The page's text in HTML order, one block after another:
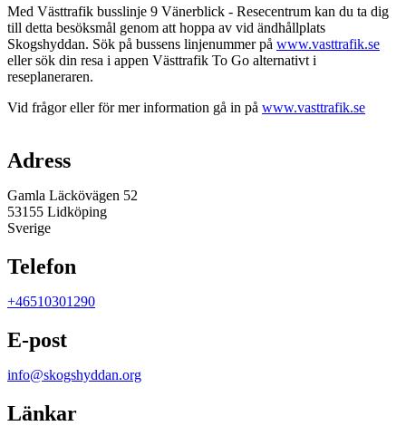
Med Västtrafik busslinje 9 Vänerblick - Resecentrum kan du ta dig
till detta besöksmål genom att hoppa av vid ändhållplats
Skogshyddan. Sök på bussens linjenummer på www.vasttrafik.se
eller sök din resa i appen Västtrafik To Go alternativt i
reseplaneraren.
Vid frågor eller för mer information gå in på www.vasttrafik.se
Adress
Gamla Läckövägen 52
53155 Lidköping
Sverige
Telefon
+46510301290
E-post
info@skogshyddan.org
Länkar